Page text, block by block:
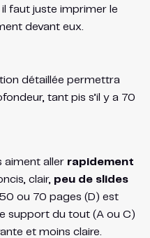
faut juste imprimer le
devant eux.
détaillée permettra
tant pis s’il y a 70
aiment aller rapidement
clair, peu de slides
50 ou 70 pages (D) est
support du tout (A ou C)
et moins claire.